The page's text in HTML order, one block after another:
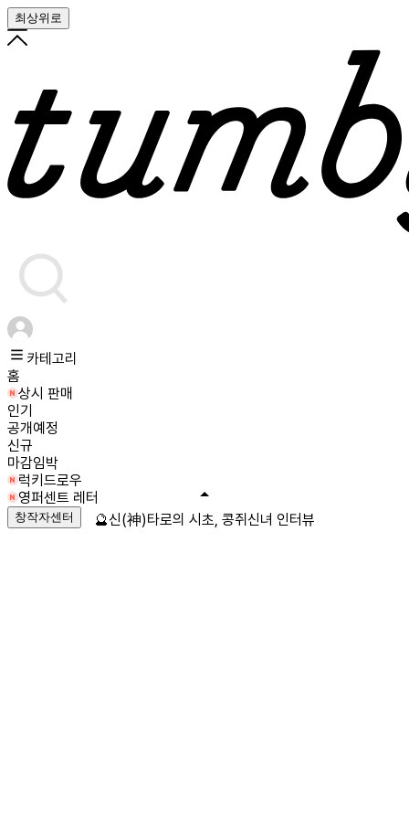
최상위로
카테고리
홈
상시 판매
인기
공개예정
신규
마감임박
럭키드로우
영퍼센트 레터
창작자센터 🔮신(神)타로의 시초, 콩쥐신녀 인터뷰